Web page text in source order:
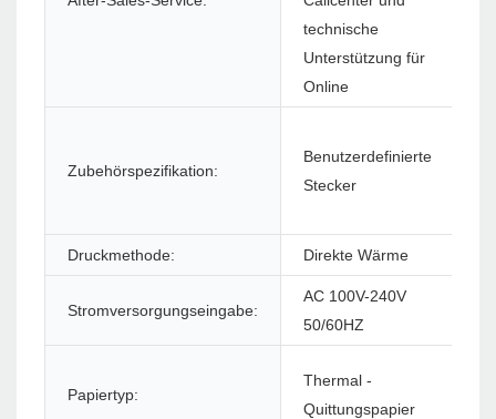
technische
Unterstützung für
Online
Zubehörspezifikation:
Benutzerdefinierte
Stecker
Druckmethode: Direkte Wärme
Stromversorgungseingabe:
AC 100V-240V
50/60HZ
Papiertyp:
Thermal -
Quittungspapier